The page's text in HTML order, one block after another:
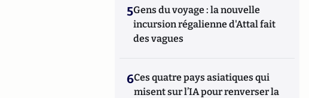
5Gens du voyage : la nouvelle
incursion régalienne d'Attal fait
des vagues
6Ces quatre pays asiatiques qui
misent sur l’IA pour renverser la